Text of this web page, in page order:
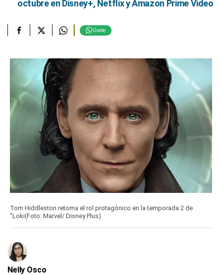
octubre en Disney+, Netflix y Amazon Prime Video
Únete
Tom Hiddleston retoma el rol protagónico en la temporada 2 de
"Loki(Foto: Marvel/ Disney Plus)
Nelly Osco